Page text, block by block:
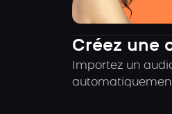
Créez une
Importez un